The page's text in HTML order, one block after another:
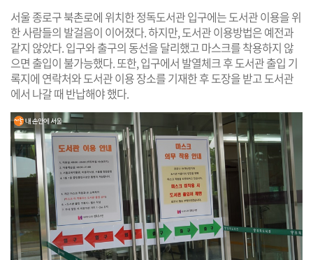
서울 종로구 북촌로에 위치한 정독도서관 입구에는 도서관 이용을 위
한 사람들의 발걸음이 이어졌다. 하지만, 도서관 이용방법은 예전과
같지 않았다. 입구와 출구의 동선을 달리했고 마스크를 착용하지 않
으면 출입이 불가능했다. 또한, 입구에서 발열체크 후 도서관 출입 기
록지에 연락처와 도서관 이용 장소를 기재한 후 도장을 받고 도서관
에서 나갈 때 반납해야 했다.